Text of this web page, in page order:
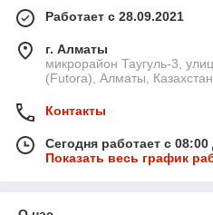
Работает с 28.09.2021
г. Алматы
микрорайон Таугуль-3,
(Futora), Алматы, Казахстан
Контакты
Сегодня работает с 08:00
Показать весь график